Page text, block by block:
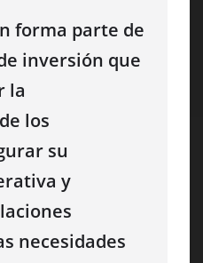
forma parte de
inversión que
la
los
su
y
necesidades